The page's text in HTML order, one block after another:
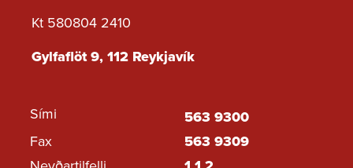
Kt 580804 2410
Gylfaflöt 9, 112 Reykjavík
Sími
563 9300
Fax
563 9309